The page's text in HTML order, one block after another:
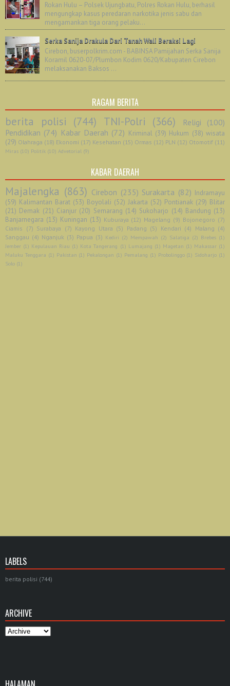
Rokan Hulu – Polsek Ujungbatu, Polres Rokan Hulu, berhasil
mengungkap kasus peredaran narkotika jenis sabu dan
mengamankan tiga orang pelaku...
Serka Sanija Drakula Dari Tanah Wali Beraksi Lagi
Cirebon, buserpolkrim.com - BABINSA Pamijahan Serka Sanija
Koramil 0620-07/Plumbon Kodim 0620/Kabupaten Cirebon
melaksanakan Baksos ...
RAGAM BERITA
berita polisi (744) TNI-Polri (366) Religi
(100)
Pendidikan (74) Kabar Daerah (72) Kriminal (39) Hukum (38) wisata
(29) Olahraga (18) Ekonomi (17) Kesehatan (15) Ormas (12) PLN (12) Otomotif (11)
Miras (10) Politik (10) Advetorial (9)
KABAR DAERAH
Majalengka (863) Cirebon (235) Surakarta (82) Indramayu
(59) Kalimantan Barat (53) Boyolali (52) Jakarta (52) Pontianak (29) Blitar
(21) Demak (21) Cianjur (20) Semarang (14) Sukoharjo (14) Bandung (13)
Banjarnegara (13) Kuningan (13) Kuburaya (12) Magelang (9) Bojonegoro (7)
Ciamis (7) Surabaya (7) Kayong Utara (5) Padang (5) Kendari (4) Malang (4)
Sanggau (4) Nganjuk (3) Papua (3) Kediri (2) Mempawah (2) Salatiga (2) Brebes (1)
Jember (1) Kepulauan Riau (1) Kota Tangerang (1) Lumajang (1) Magetan (1) Makassar (1)
Maluku Tenggara (1) Pakistan (1) Pekalongan (1) Pemalang (1) Probolinggo (1) Sidoharjo (1)
Solo (1)
LABELS
berita polisi (744)
ARCHIVE